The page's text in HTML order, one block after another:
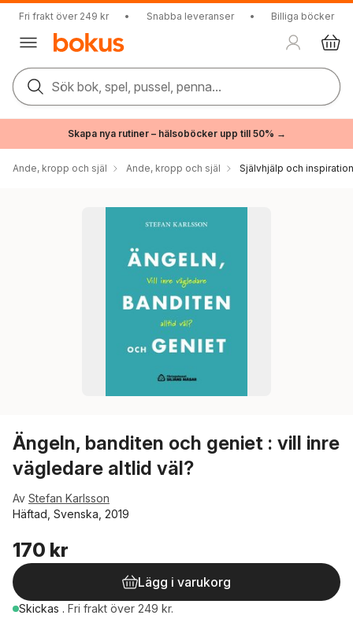
Fri frakt över 249 kr • Snabba leveranser • Billiga böcker
Sök bok, spel, pussel, penna...
Skapa nya rutiner – hälsoböcker upp till 50% →
Ande, kropp och själ Ande, kropp och själ Självhjälp och inspiration
Ängeln, banditen och geniet : vill inre
vägledare altlid väl?
Av Stefan Karlsson
Häftad, Svenska, 2019
170 kr
Lägg i varukorg
Skickas . Fri frakt över 249 kr.